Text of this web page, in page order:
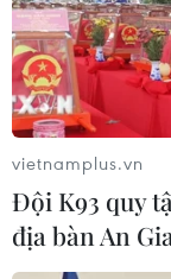
vietnamplus.vn
Đội K93 quy
địa bàn An